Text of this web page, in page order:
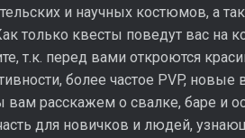
и научных костюмов, а
только квесты поведут вас на
т.к. перед вами откроются
более частое PVP,
расскажем о свалке, баре и
для новичков и людей,